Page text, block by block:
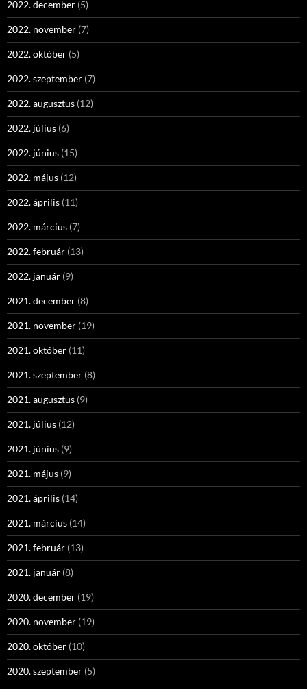
2022. december (5)
2022. november (7)
2022. október (5)
2022. szeptember (7)
2022. augusztus (12)
2022. július (6)
2022. június (15)
2022. május (12)
2022. április (11)
2022. március (7)
2022. február (13)
2022. január (9)
2021. december (8)
2021. november (19)
2021. október (11)
2021. szeptember (8)
2021. augusztus (9)
2021. július (12)
2021. június (9)
2021. május (9)
2021. április (14)
2021. március (14)
2021. február (13)
2021. január (8)
2020. december (19)
2020. november (19)
2020. október (10)
2020. szeptember (5)